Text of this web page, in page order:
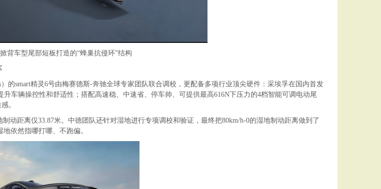
背车型尾部短板打造的“蜂巢抗侵环”结构
的smart精灵6号由梅赛德斯-奔驰全球专家团队联合调校，更配备多项行业顶尖硬件：采埃孚在国内首发
车辆操控性和舒适性；搭配高速稳、中速省、停车帅、可提供最高616N下压力的4档智能可调电动尾
。
动距离仅33.87米。中德团队还针对湿地进行专项调校和验证，最终把80km/h-0的湿地制动距离做到了
依然指哪打哪、不跑偏。